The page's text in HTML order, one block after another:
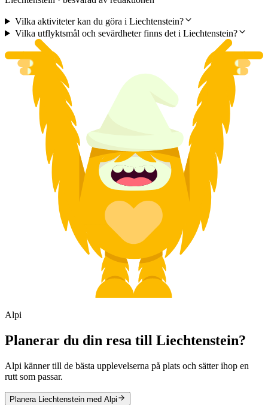
Vilka aktiviteter kan du göra i Liechtenstein?
Vilka utflyktsmål och sevärdheter finns det i Liechtenstein?
Alpi
Planerar du din resa till Liechtenstein?
Alpi känner till de bästa upplevelserna på plats och sätter ihop en
rutt som passar.
Planera Liechtenstein med Alpi